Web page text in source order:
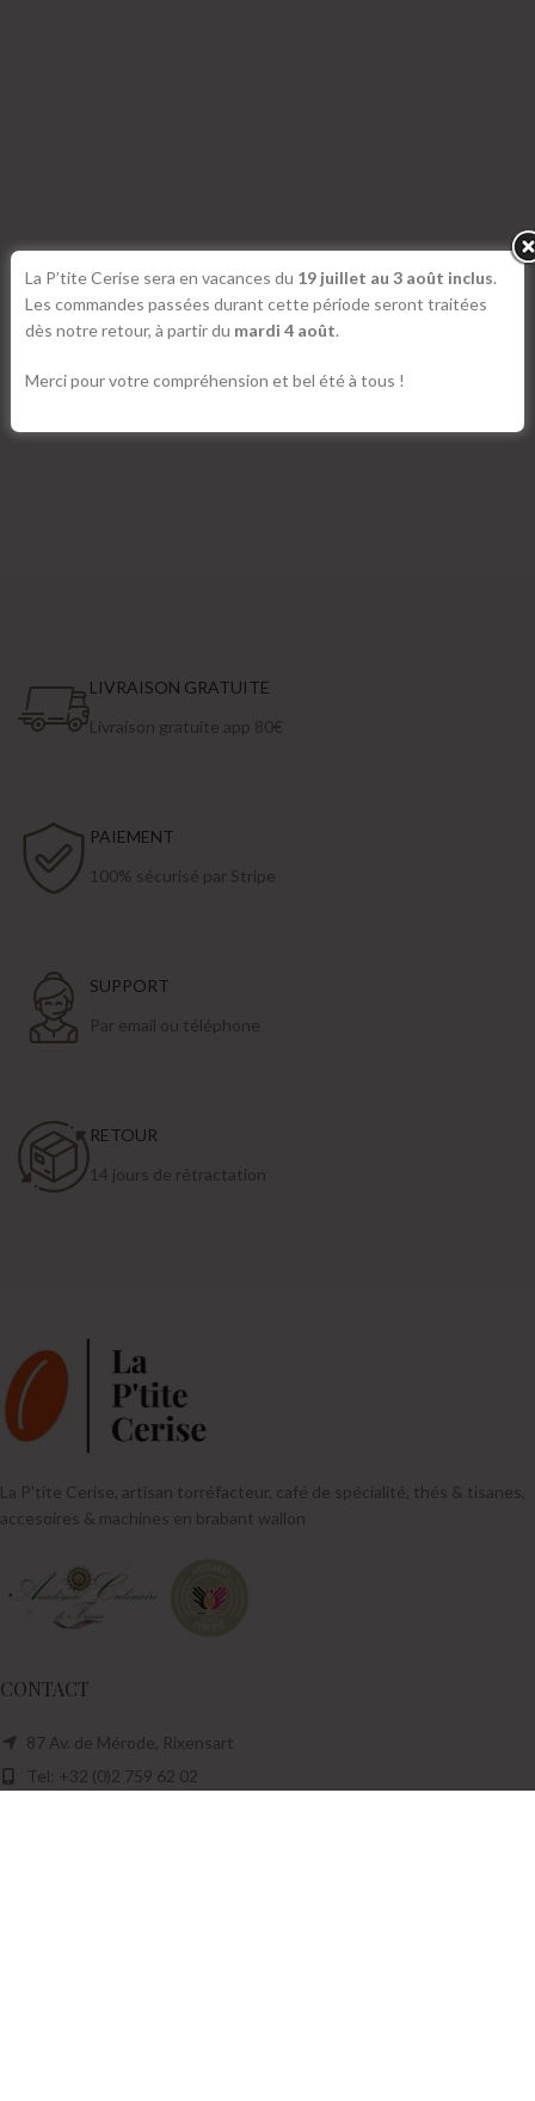
LIVRAISON GRATUITE
Livraison gratuite app 80€
PAIEMENT
100% sécurisé par Stripe
SUPPORT
Par email ou téléphone
RETOUR
14 jours de rétractation
La P'tite Cerise, artisan torréfacteur, café de spécialité, thés & tisanes,
accesoires & machines en brabant wallon
CONTACT
87 Av. de Mérode, Rixensart
Tel: +32 (0)2 759 62 02
La P’tite Cerise sera en vacances du 19 juillet au 3 août inclus.
Les commandes passées durant cette période seront traitées
dès notre retour, à partir du mardi 4 août.
Merci pour votre compréhension et bel été à tous !